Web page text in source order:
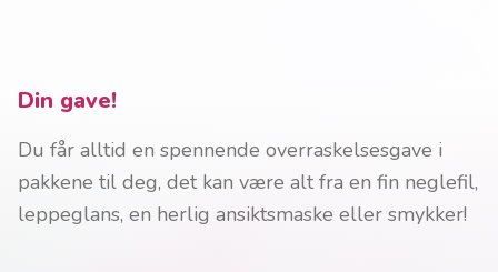
Din gave!
Du får alltid en spennende overraskelsesgave i
pakkene til deg, det kan være alt fra en fin neglefil,
leppeglans, en herlig ansiktsmaske eller smykker!